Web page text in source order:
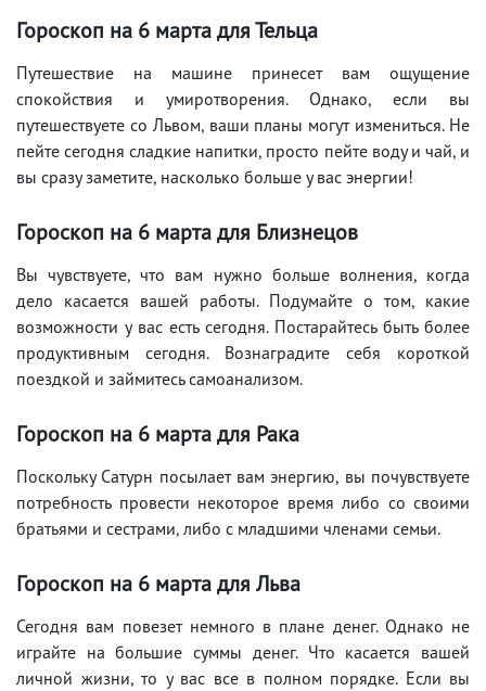
Гороскоп на 6 марта для Тельца
Путешествие на машине принесет вам ощущение
спокойствия и умиротворения. Однако, если вы
путешествуете со Львом, ваши планы могут измениться. Не
пейте сегодня сладкие напитки, просто пейте воду и чай, и
вы сразу заметите, насколько больше у вас энергии!
Гороскоп на 6 марта для Близнецов
Вы чувствуете, что вам нужно больше волнения, когда
дело касается вашей работы. Подумайте о том, какие
возможности у вас есть сегодня. Постарайтесь быть более
продуктивным сегодня. Вознаградите себя короткой
поездкой и займитесь самоанализом.
Гороскоп на 6 марта для Рака
Поскольку Сатурн посылает вам энергию, вы почувствуете
потребность провести некоторое время либо со своими
братьями и сестрами, либо с младшими членами семьи.
Гороскоп на 6 марта для Льва
Сегодня вам повезет немного в плане денег. Однако не
играйте на большие суммы денег. Что касается вашей
личной жизни, то у вас все в полном порядке. Если вы